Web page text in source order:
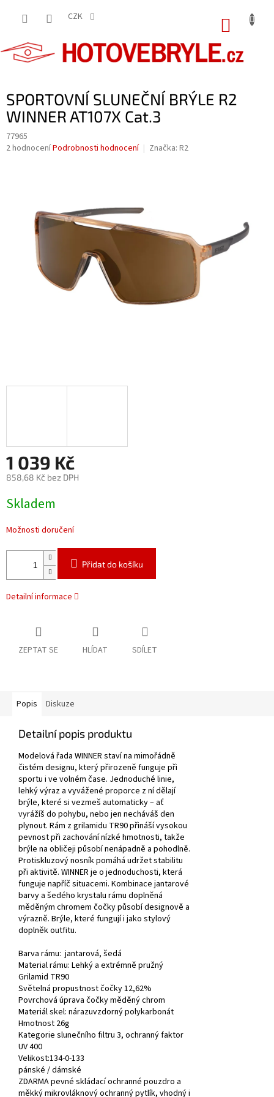
CZK
SPORTOVNÍ SLUNEČNÍ BRÝLE R2
WINNER AT107X Cat.3
77965
Průměrné
hvězdiček.
2 hodnoceníPodrobnosti hodnocení Značka: R2
1 039 Kč
858,68 Kč bez DPH
cena:
Skladem
Možnosti doručení
Přidat do košíku
Detailní informace
ZEPTAT SE HLÍDAT SDÍLET
Popis Diskuze
Detailní popis produktu
Modelová řada WINNER staví na mimořádně
čistém designu, který přirozeně funguje při
sportu i ve volném čase. Jednoduché linie,
lehký výraz a vyvážené proporce z ní dělají
brýle, které si vezmeš automaticky – ať
vyrážíš do pohybu, nebo jen necháváš den
plynout. Rám z grilamidu TR90 přináší vysokou
pevnost při zachování nízké hmotnosti, takže
brýle na obličeji působí nenápadně a pohodlně.
Protiskluzový nosník pomáhá udržet stabilitu
při aktivitě. WINNER je o jednoduchosti, která
funguje napříč situacemi. Kombinace jantarové
barvy a šedého krystalu rámu doplněná
měděným chromem čočky působí designově a
výrazně. Brýle, které fungují i jako stylový
doplněk outfitu.
Barva rámu: jantarová, šedá
Material rámu: Lehký a extrémně pružný
Grilamid TR90
Světelná propustnost čočky 12,62%
Povrchová úprava čočky měděný chrom
Materiál skel: nárazuvzdorný polykarbonát
Hmotnost 26g
Kategorie slunečního filtru 3, ochranný faktor
UV 400
Velikost:134-0-133
pánské / dámské
ZDARMA pevné skládací ochranné pouzdro a
měkký mikrovláknový ochranný pytlík, vhodný i